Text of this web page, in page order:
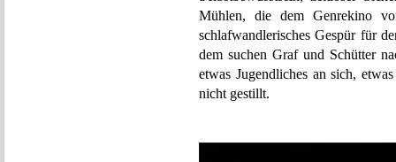
Mühlen, die dem Genrekino
schlafwandlerisches Gespür für
dem suchen Graf und Schütter
etwas Jugendliches an sich,
nicht gestillt.